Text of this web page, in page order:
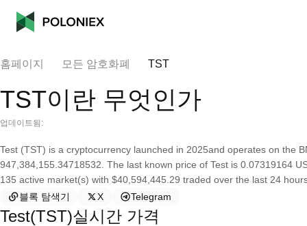
홈페이지 모든 암호화폐 TST
TST이란 무엇인가
업데이트됨:
Test (TST) is a cryptocurrency launched in 2025and operates on the
947,384,155.34718532. The last known price of Test is 0.07319164
135 active market(s) with $40,594,445.29 traded over the last 24
블록 탐색기
X Telegram
Test(TST)실시간 가격